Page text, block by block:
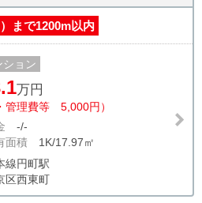
まで1200m以内
ション
万円
管理費等 5,000円）
-/-
面積 1K/17.97㎡
線円町駅
区西東町